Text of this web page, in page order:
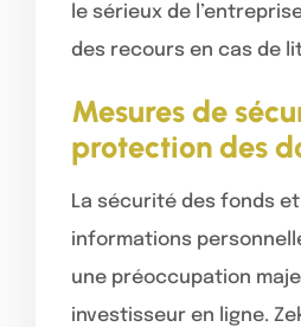
le sérieux de
des recours en cas de
Mesures de
protection des
La sécurité des fonds
informations
une préoccupation
investisseur en ligne.